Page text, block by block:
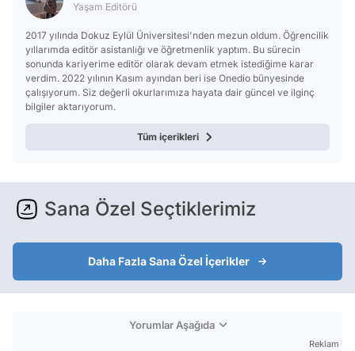
Yaşam Editörü
2017 yılında Dokuz Eylül Üniversitesi'nden mezun oldum. Öğrencilik
yıllarımda editör asistanlığı ve öğretmenlik yaptım. Bu sürecin
sonunda kariyerime editör olarak devam etmek istediğime karar
verdim. 2022 yılının Kasım ayından beri ise Onedio bünyesinde
çalışıyorum. Siz değerli okurlarımıza hayata dair güncel ve ilginç
bilgiler aktarıyorum.
Tüm içerikleri
Sana Özel Seçtiklerimiz
Daha Fazla Sana Özel İçerikler
Yorumlar Aşağıda
Reklam